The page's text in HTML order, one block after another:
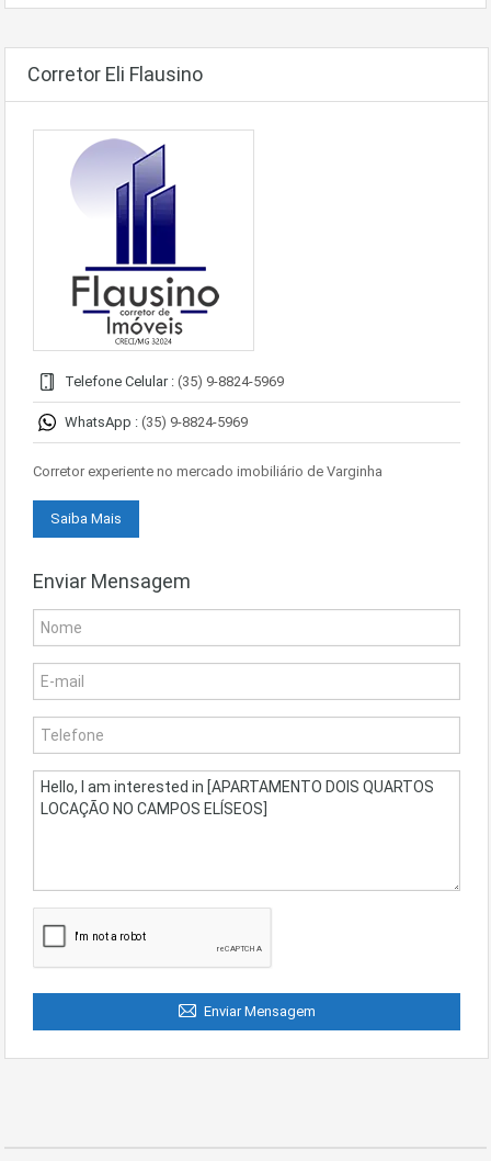
Corretor Eli Flausino
Telefone Celular : (35) 9-8824-5969
WhatsApp : (35) 9-8824-5969
Corretor experiente no mercado imobiliário de Varginha
Saiba Mais
Enviar Mensagem
Enviar Mensagem